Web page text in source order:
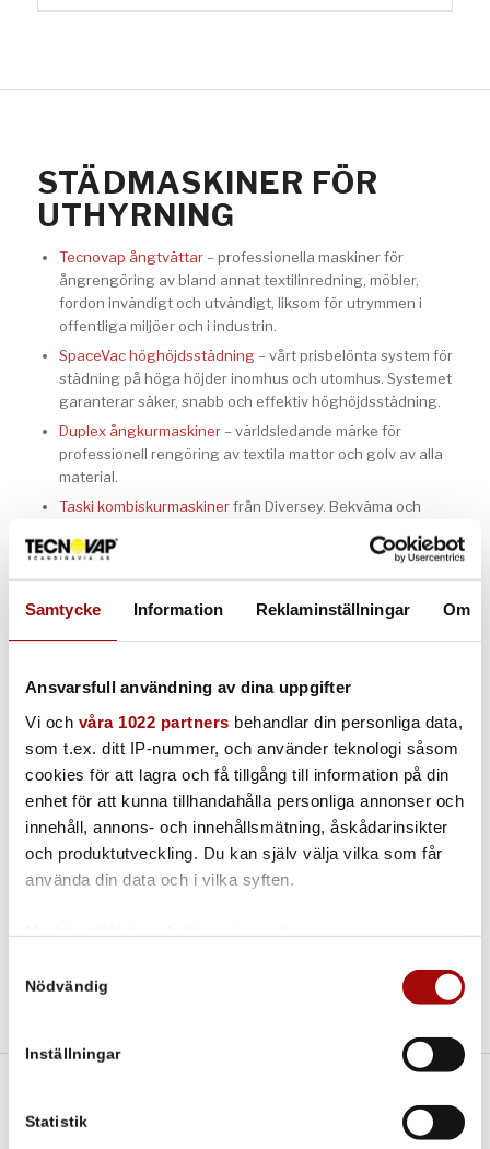
Samtycke Information Reklaminställningar Om
Ansvarsfull användning av dina uppgifter
Vi och våra 1022 partners behandlar din personliga data,
som t.ex. ditt IP-nummer, och använder teknologi såsom
cookies för att lagra och få tillgång till information på din
enhet för att kunna tillhandahålla personliga annonser och
innehåll, annons- och innehållsmätning, åskådarinsikter
och produktutveckling. Du kan själv välja vilka som får
använda din data och i vilka syften.
kan ha en noggrannhet på upp till flera meter
Du kan ändra eller dra tillbaka ditt samtycke när som
Nödvändig
Inställningar
Statistik
STÄDMASKINER FÖR
UTHYRNING
Tecnovap ångtvättar– professionella maskiner för
ångrengöring av bland annat textilinredning, möbler,
fordon invändigt och utvändigt, liksom för utrymmen i
offentliga miljöer och i industrin.
SpaceVac höghöjdsstädning– vårt prisbelönta system för
städning på höga höjder inomhus och utomhus. Systemet
garanterar säker, snabb och effektiv höghöjdsstädning.
Duplex ångkurmaskiner– världsledande märke för
professionell rengöring av textila mattor och golv av alla
material.
Taski kombiskurmaskinerfrån Diversey. Bekväma och
Vi hyr även ut tillbehören som du
behöver
Vi erbjuder även de tillbehör och förbrukningsvaror som
rengöringsmedel, med mera. Om det behövs, kan vi också
används.
För snabbast service: Skicka era uppgifter om
leverans- och fakturaadress, organisationsnummer
och kontaktperson, så hör vi av oss!
Kontakta oss för prisinformation!
Städmaskiner till uthyrning